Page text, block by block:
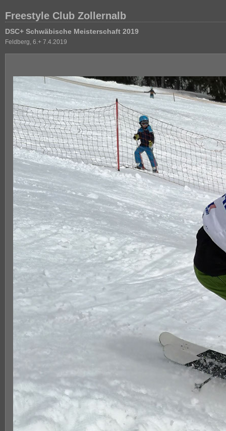
Freestyle Club Zollernalb
DSC+ Schwäbische Meisterschaft 2019
Feldberg, 6.+ 7.4.2019